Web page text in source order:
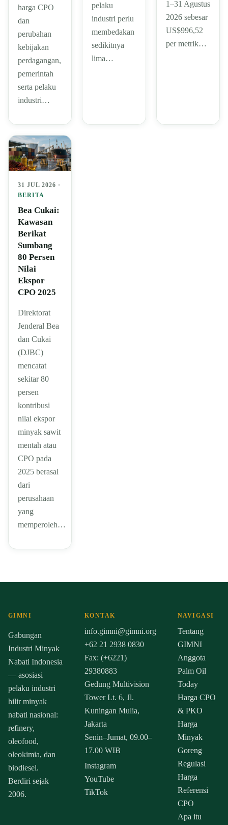
harga CPO
dan
perubahan
kebijakan
perdagangan,
pemerintah
serta pelaku
industri…
pelaku
industri perlu
membedakan
sedikitnya
lima…
1–31 Agustus
2026 sebesar
US$996,52
per metrik…
31 JUL 2026 ·
BERITA
Bea Cukai:
Kawasan
Berikat
Sumbang
80 Persen
Nilai
Ekspor
CPO 2025
Direktorat
Jenderal Bea
dan Cukai
(DJBC)
mencatat
sekitar 80
persen
kontribusi
nilai ekspor
minyak sawit
mentah atau
CPO pada
2025 berasal
dari
perusahaan
yang
memperoleh…
GIMNI
Gabungan
Industri Minyak
Nabati Indonesia
— asosiasi
pelaku industri
hilir minyak
nabati nasional:
refinery,
oleofood,
oleokimia, dan
biodiesel.
Berdiri sejak
2006.
KONTAK
info.gimni@gimni.org
+62 21 2938 0830
Fax: (+6221)
29380883
Gedung Multivision
Tower Lt. 6, Jl.
Kuningan Mulia,
Jakarta
Senin–Jumat, 09.00–
17.00 WIB
Instagram
YouTube
TikTok
NAVIGASI
Tentang
GIMNI
Anggota
Palm Oil
Today
Harga CPO
& PKO
Harga
Minyak
Goreng
Regulasi
Harga
Referensi
CPO
Apa itu